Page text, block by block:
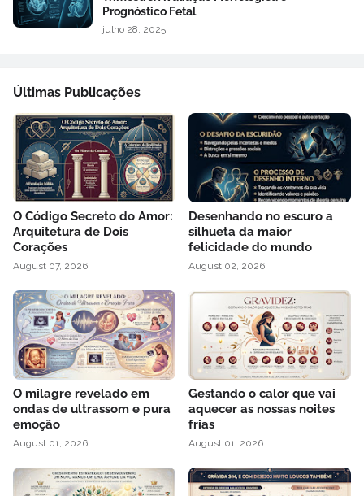
Prognóstico Fetal
julho 28, 2025
Últimas Publicações
O Código Secreto do Amor:
Arquitetura de Dois
Corações
August 07, 2026
Desenhando no escuro a
silhueta da maior
felicidade do mundo
August 02, 2026
O milagre revelado em
ondas de ultrassom e pura
emoção
August 01, 2026
Gestando o calor que vai
aquecer as nossas noites
frias
August 01, 2026